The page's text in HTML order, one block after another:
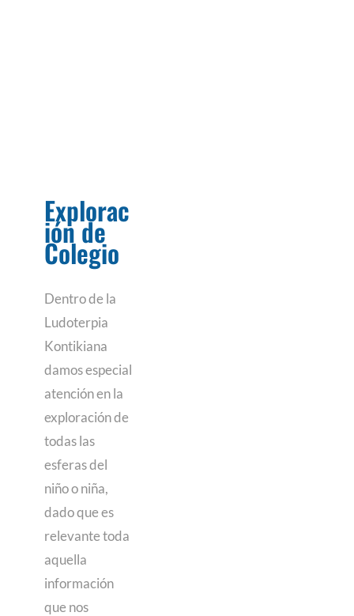
Explorac
ión de
Colegio
Dentro de la
Ludoterpia
Kontikiana
damos especial
atención en la
exploración de
todas las
esferas del
niño o niña,
dado que es
relevante toda
aquella
información
que nos